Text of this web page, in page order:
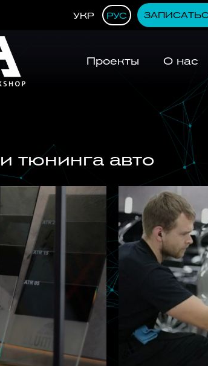
УКР РУС
Проекты О нас
тюнинга авто